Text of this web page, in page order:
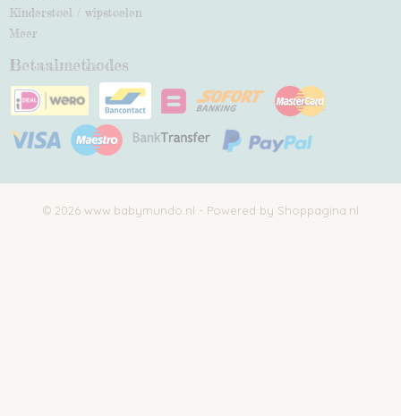
Kinderstoel / wipstoelen
Meer
Betaalmethodes
© 2026 www.babymundo.nl - Powered by Shoppagina.nl